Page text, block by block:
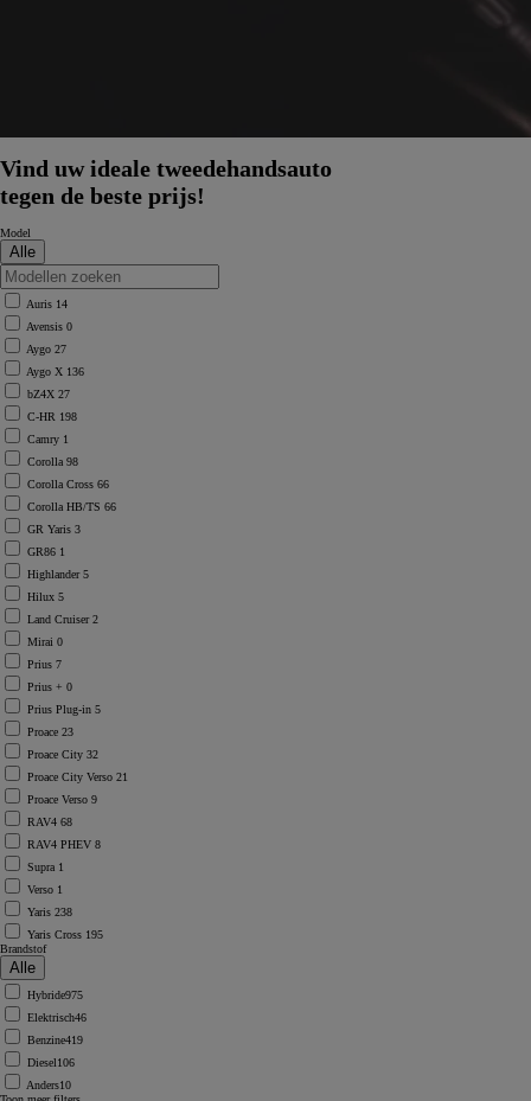
Vind uw ideale tweedehandsauto
tegen de beste prijs!
Model
Auris 14
Avensis 0
Aygo 27
Aygo X 136
bZ4X 27
C-HR 198
Camry 1
Corolla 98
Corolla Cross 66
Corolla HB/TS 66
GR Yaris 3
GR86 1
Highlander5
Hilux 5
Land Cruiser2
Mirai 0
Prius 7
Prius + 0
Prius Plug-in 5
Proace 23
Proace City 32
Proace City Verso 21
Proace Verso 9
RAV4 68
RAV4 PHEV 8
Supra 1
Verso 1
Yaris 238
Yaris Cross 195
Brandstof
Hybride975
Elektrisch46
Benzine419
Diesel106
Anders10